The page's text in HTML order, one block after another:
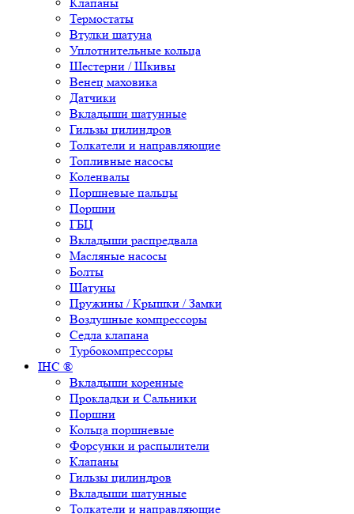
Термостаты
Втулки шатуна
Уплотнительные кольца
Шестерни / Шкивы
Венец маховика
Датчики
Вкладыши шатунные
Гильзы цилиндров
Толкатели и направляющие
Топливные насосы
Коленвалы
Поршневые пальцы
Поршни
ГБЦ
Вкладыши распредвала
Масляные насосы
Болты
Шатуны
Пружины / Крышки / Замки
Воздушные компрессоры
Седла клапана
Турбокомпрессоры
IHC ®
Вкладыши коренные
Прокладки и Сальники
Поршни
Кольца поршневые
Форсунки и распылители
Клапаны
Гильзы цилиндров
Вкладыши шатунные
Толкатели и направляющие